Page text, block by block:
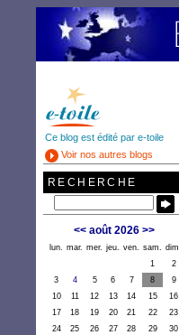
Ce blog est édité par e-toile
Voir nos autres blogs
RECHERCHE
<< août 2026 >>
lun. mar. mer. jeu. ven. sam.
dim.
1
2
3
4 5 6 7 8
9
10
11 12 13 14 15
16
17
18 19 20 21 22
23
24
25 26 27 28 29
30